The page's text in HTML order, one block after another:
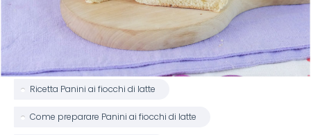
Ricetta Panini ai fiocchi di latte
Come preparare Panini ai fiocchi di latte